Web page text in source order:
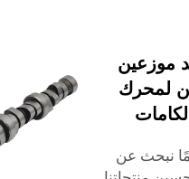
موزعين
لمحرك
نبحث عن